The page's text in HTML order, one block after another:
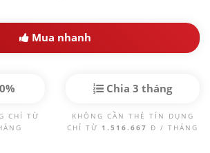
Mua nhanh
CHỈ TỪ
Chia 3 tháng
KHÔNG CẦN THẺ TÍN DỤNG
CHỈ TỪ 1.516.667 Đ / THÁNG